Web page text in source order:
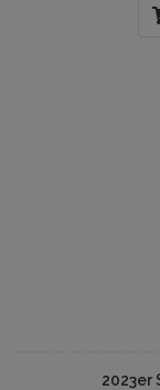
2023er